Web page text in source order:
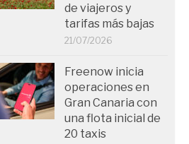
de viajeros y
tarifas más bajas
21/07/2026
Freenow inicia
operaciones en
Gran Canaria con
una flota inicial de
20 taxis